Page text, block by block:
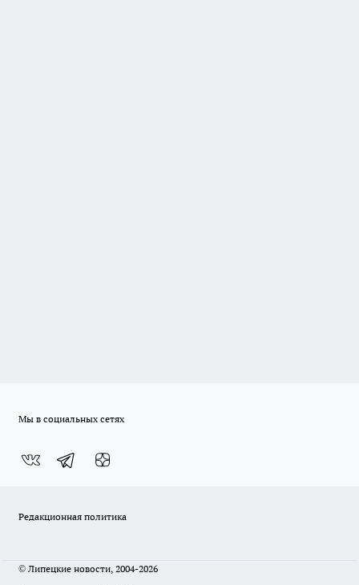
Мы в социальных сетях
Редакционная политика
© Липецкие новости, 2004-2026